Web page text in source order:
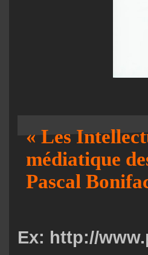
« Les
médiatique
Pascal
Ex: http://